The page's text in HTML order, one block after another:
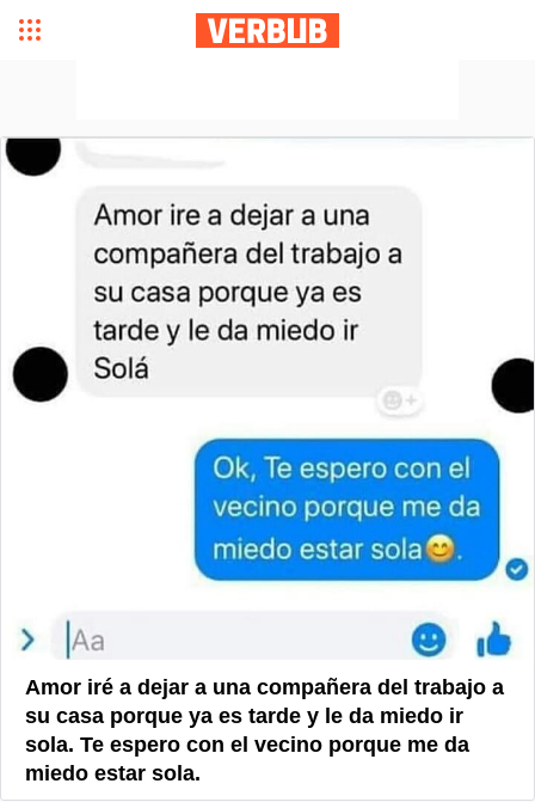
Amor iré a dejar a una compañera del trabajo a
su casa porque ya es tarde y le da miedo ir
sola. Te espero con el vecino porque me da
miedo estar sola.